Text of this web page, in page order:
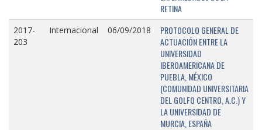
RETINA
2017-
203
Internacional 06/09/2018
PROTOCOLO GENERAL DE
ACTUACIÓN ENTRE LA
UNIVERSIDAD
IBEROAMERICANA DE
PUEBLA, MÉXICO
(COMUNIDAD UNIVERSITARIA
DEL GOLFO CENTRO, A.C.) Y
LA UNIVERSIDAD DE
MURCIA, ESPAÑA